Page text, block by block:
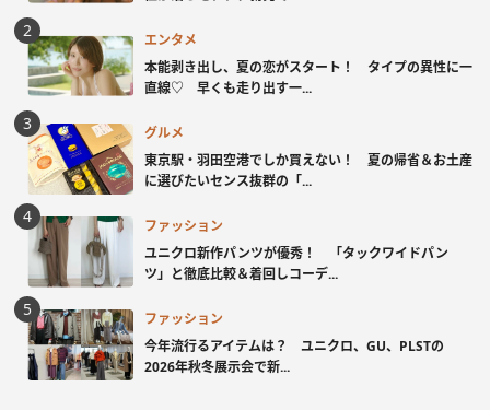
エンタメ
本能剥き出し、夏の恋がスタート！ タイプの異性に一
直線♡ 早くも走り出す一...
グルメ
東京駅・羽田空港でしか買えない！ 夏の帰省＆お土産
に選びたいセンス抜群の「...
ファッション
ユニクロ新作パンツが優秀！ 「タックワイドパン
ツ」と徹底比較＆着回しコーデ...
ファッション
今年流行るアイテムは？ ユニクロ、GU、PLSTの
2026年秋冬展示会で新...